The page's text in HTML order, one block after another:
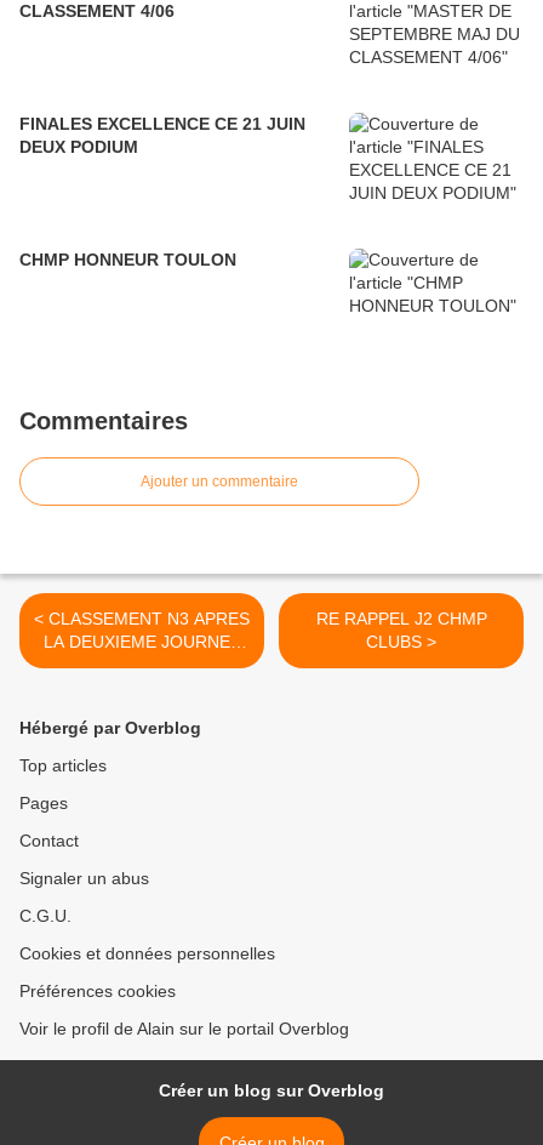
CLASSEMENT 4/06
FINALES EXCELLENCE CE 21 JUIN
DEUX PODIUM
CHMP HONNEUR TOULON
Commentaires
Ajouter un commentaire
< CLASSEMENT N3 APRES
LA DEUXIEME JOURNEE
SUR CAISSARGUES
RE RAPPEL J2 CHMP
CLUBS >
Hébergé par Overblog
Top articles
Pages
Contact
Signaler un abus
C.G.U.
Cookies et données personnelles
Préférences cookies
Voir le profil de Alain sur le portail Overblog
Créer un blog sur Overblog